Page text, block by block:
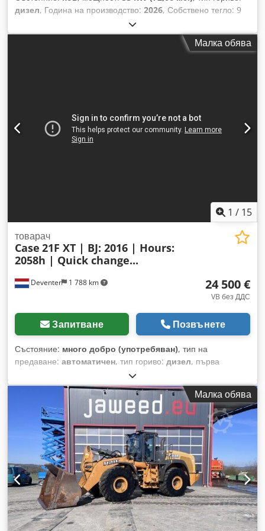
дизел, Година на производство: 2026, Собствено тегло: 9
780 кг. Dcedpfjzrrw Ajx Afpok За повече информация се
обърнете към отдела за продажби на KEY-TEC.
Малка обява
1 / 15
Deventer 1 788 km
товарач
Case 21F XT | BJ: 2016 | Hours:
2058h | Quick change...
24 500 €
VB без ДДС
Запитване Позвънете
Състояние: много добро (употребяван), тип на
предаване: автоматичен, тип гориво: дизел, първа
, Година на производство:
часове на работа:2 058 h, Оборудване:кабина, =
Допълнителни опции и аксесоари = - Затворена кабина -
Радио/CD плейър = Забележки = CASE 21F XT челен
товарач, произведен през 2016 г., с едва 2058 работни
часа. Този компактен и мощен челен товарач е произведен
в Германия и е в отлично състояние, с редовна поддръжка.
Машината е готова за работа и е идеална за извършване
на земляни работи, в селското стопанство, за рециклиране,
полагане на настилки и за използване в дворове.
Машината е оборудвана с хидравличен бързосменяем
механизъм и допълнителна хидравлична функция отпред.
Това позволява лесното използване на различни прикачни
Малка обява